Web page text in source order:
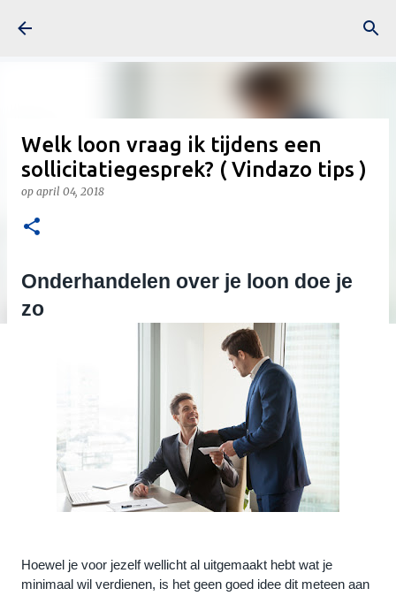
Welk loon vraag ik tijdens een
sollicitatiegesprek? ( Vindazo tips )
op april 04, 2018
Onderhandelen over je loon doe je
zo
Hoewel je voor jezelf wellicht al uitgemaakt hebt wat je
minimaal wil verdienen, is het geen goed idee dit meteen aan